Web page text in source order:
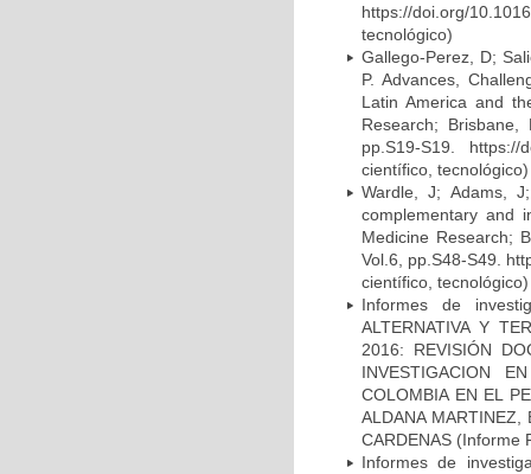
https://doi.org/
tecnológico)
Gallego-Perez, D;
P. Advances,
Latin America and
Research;
pp.S19-S19. https://
científico, tecnológico)
Wardle, J; Adams,
complementary and
Medicine Research;
Vol.6, pp.S48-S49.
científico, tecnológico)
Informes de
ALTERNATIVA Y
2016: REVISIÓN
INVESTIGACION
COLOMBIA EN EL
ALDANA MARTINEZ,
CARDENAS (Informe
Informes de